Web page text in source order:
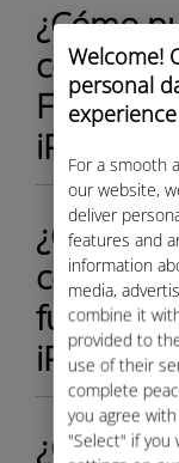
Welcome!
personal
experience
For a smooth
our website,
deliver
features and
information
media,
combine it
provided to
use of their
complete
you agree
"Select" if you
¿Cómo
Fiat
iPhone/
¿Cómo
furgón
iPhone/
¿Cómo